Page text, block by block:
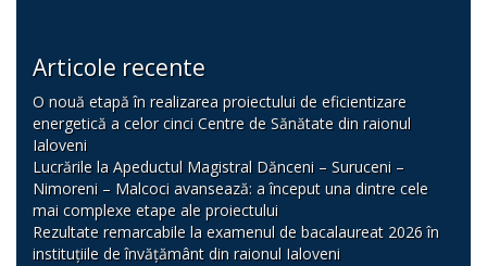
Articole recente
O nouă etapă în realizarea proiectului de eficientizare
energetică a celor cinci Centre de Sănătate din raionul
Ialoveni
Lucrările la Apeductul Magistral Dănceni – Suruceni –
Nimoreni – Malcoci avansează: a început una dintre cele
mai complexe etape ale proiectului
Rezultate remarcabile la examenul de bacalaureat 2026 în
instituțiile de învățământ din raionul Ialoveni